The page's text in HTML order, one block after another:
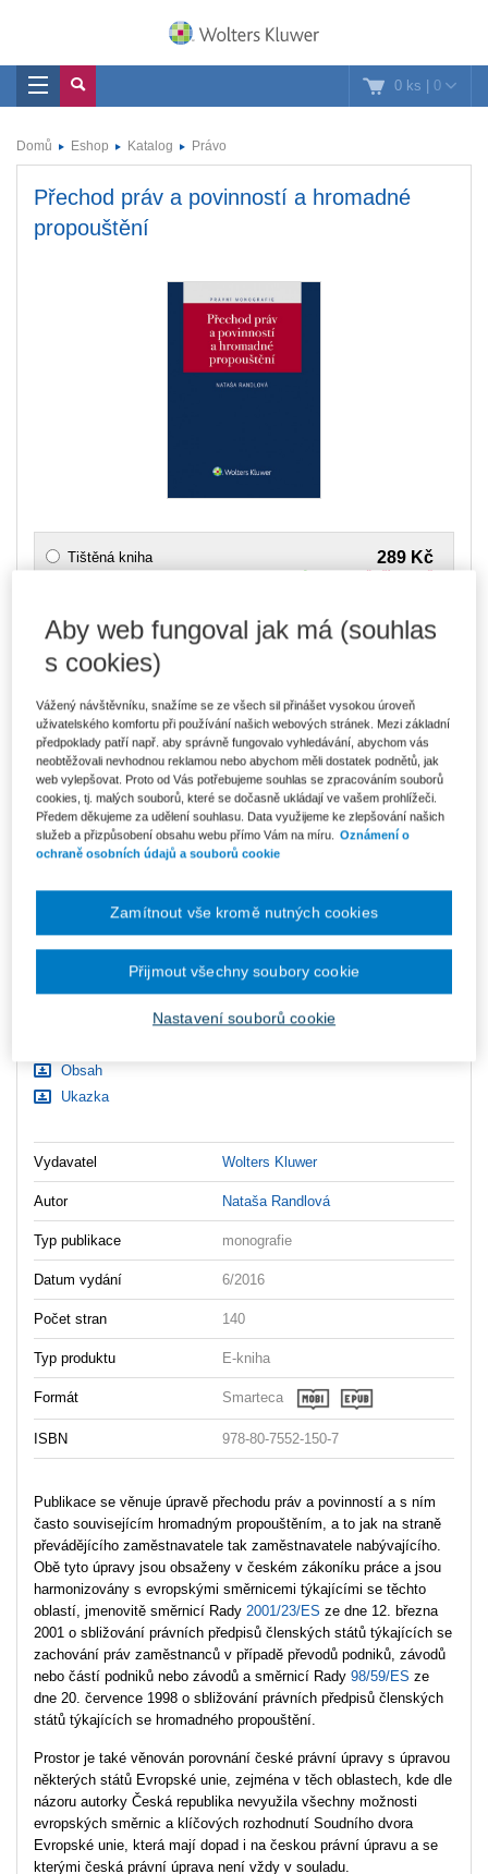
0 ks | 0
Domů Eshop Katalog Právo
Přechod práv a povinností a hromadné
propouštění
289 Kč
Tištěná kniha
246 Kč
E-kniha Smarteca + soubory ke stažení
V prodeji - ihned k dispozici
Co je Smarteca?
Kde najdu soubory e-knih?
412 Kč
DMOC 628 Kč
Balíček - Tištěná kniha + E-kniha
Smarteca + soubory ke stažení
Skladem - expedice do 2 pracovních dnů
Co je Smarteca?
důvodů nemůžeme vystavovat daňové doklady. Budou vám
zaslány dodatečně e-mailem.
ks Vložit do košíku
Obsah
Ukazka
Vydavatel Wolters Kluwer
Autor Nataša Randlová
Typ publikace monografie
Datum vydání 6/2016
Počet stran 140
Typ produktu E-kniha
Formát Smarteca
ISBN 978-80-7552-150-7
Publikace se věnuje úpravě přechodu práv a povinností a s ním
často souvisejícím hromadným propouštěním, a to jak na straně
převádějícího zaměstnavatele tak zaměstnavatele nabývajícího.
Obě tyto úpravy jsou obsaženy v českém zákoníku práce a jsou
harmonizovány s evropskými směrnicemi týkajícími se těchto
oblastí, jmenovitě směrnicí Rady 2001/23/ES ze dne 12. března
2001 o sbližování právních předpisů členských států týkajících se
zachování práv zaměstnanců v případě převodů podniků, závodů
nebo částí podniků nebo závodů a směrnicí Rady 98/59/ES ze
dne 20. července 1998 o sbližování právních předpisů členských
států týkajících se hromadného propouštění.
Prostor je také věnován porovnání české právní úpravy s úpravou
některých států Evropské unie, zejména v těch oblastech, kde dle
názoru autorky Česká republika nevyužila všechny možnosti
evropských směrnic a klíčových rozhodnutí Soudního dvora
Evropské unie, která mají dopad i na českou právní úpravu a se
kterými česká právní úprava není vždy v souladu.
Aby web fungoval jak má (souhlas
s cookies)
Vážený návštěvníku, snažíme se ze všech sil přinášet vysokou úroveň
uživatelského komfortu při používání našich webových stránek. Mezi základní
předpoklady patří např. aby správně fungovalo vyhledávání, abychom vás
neobtěžovali nevhodnou reklamou nebo abychom měli dostatek podnětů, jak
web vylepšovat. Proto od Vás potřebujeme souhlas se zpracováním souborů
cookies, tj. malých souborů, které se dočasně ukládají ve vašem prohlížeči.
Předem děkujeme za udělení souhlasu. Data využijeme ke zlepšování našich
služeb a přizpůsobení obsahu webu přímo Vám na míru.
Oznámení o
ochraně osobních údajů a souborů cookie
Nastavení souborů cookie
Zamítnout vše kromě nutných cookies
Přijmout všechny soubory cookie